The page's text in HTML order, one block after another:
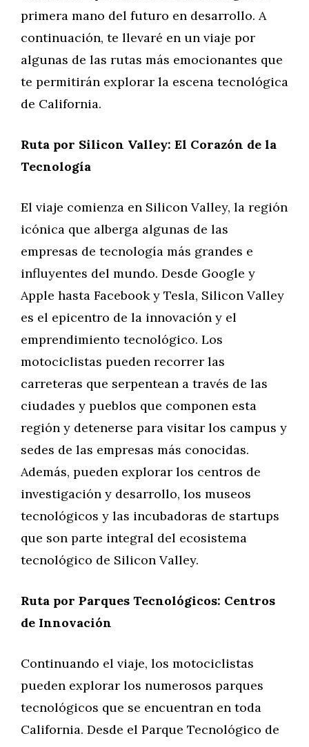
primera mano del futuro en desarrollo. A
continuación, te llevaré en un viaje por
algunas de las rutas más emocionantes que
te permitirán explorar la escena tecnológica
de California.
Ruta por Silicon Valley: El Corazón de la
Tecnología
El viaje comienza en Silicon Valley, la región
icónica que alberga algunas de las
empresas de tecnología más grandes e
influyentes del mundo. Desde Google y
Apple hasta Facebook y Tesla, Silicon Valley
es el epicentro de la innovación y el
emprendimiento tecnológico. Los
motociclistas pueden recorrer las
carreteras que serpentean a través de las
ciudades y pueblos que componen esta
región y detenerse para visitar los campus y
sedes de las empresas más conocidas.
Además, pueden explorar los centros de
investigación y desarrollo, los museos
tecnológicos y las incubadoras de startups
que son parte integral del ecosistema
tecnológico de Silicon Valley.
Ruta por Parques Tecnológicos: Centros
de Innovación
Continuando el viaje, los motociclistas
pueden explorar los numerosos parques
tecnológicos que se encuentran en toda
California. Desde el Parque Tecnológico de